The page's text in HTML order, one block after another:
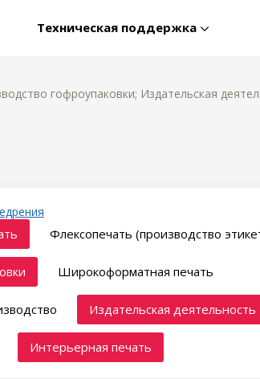
Техническая поддержка
гофроупаковки; Издательская
Флексопечать (производство
Широкоформатная печать
Издательская деятельность
Интерьерная печать